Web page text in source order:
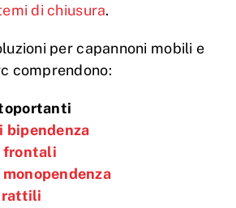
di chiusura.
per capannoni mobili e
comprendono:
bipendenza
frontali